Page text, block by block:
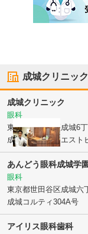
成城クリニック
成城クリニック
眼科
東京都世田谷区成城6
成城フルールウエスト
あんどう眼科成城学
眼科
東京都世田谷区成城六
成城コルティ304A号
アイリス眼科歯科